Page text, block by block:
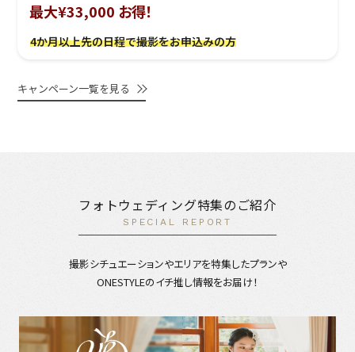
最大¥33,000 お得！
4か月以上先の日程で撮影をお申込みの方
キャンペーン一覧を見る
フォトウェディング特集のご紹介
SPECIAL REPORT
撮影シチュエーションやエリアを特集したプランや
ONESTYLEのイチ推し情報をお届け！